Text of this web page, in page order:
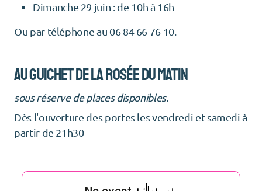
Dimanche 29 juin : de 10h à 16h
Ou par téléphone au 06 84 66 76 10.
au guichet de la roSée du matin
sous réserve de places disponibles.
Dès l'ouverture des portes les vendredi et samedi à
partir de 21h30